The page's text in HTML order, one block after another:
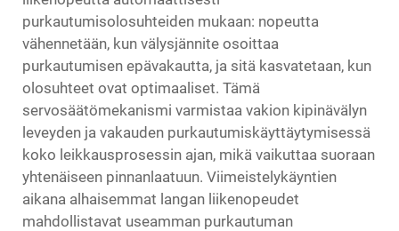
purkautumisolosuhteiden mukaan: nopeutta
vähennetään, kun välysjännite osoittaa
purkautumisen epävakautta, ja sitä kasvatetaan, kun
olosuhteet ovat optimaaliset. Tämä
servosäätömekanismi varmistaa vakion kipinävälyn
leveyden ja vakauden purkautumiskäyttäytymisessä
koko leikkausprosessin ajan, mikä vaikuttaa suoraan
yhtenäiseen pinnanlaatuun. Viimeistelykäyntien
aikana alhaisemmat langan liikenopeudet
mahdollistavat useamman purkautuman